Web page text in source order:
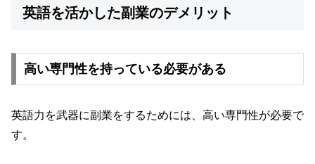
英語を活かした副業のデメリット
高い専門性を持っている必要がある
英語力を武器に副業をするためには、高い専門性が必要で
す。